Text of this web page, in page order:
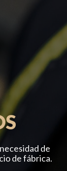
de
de fábrica.